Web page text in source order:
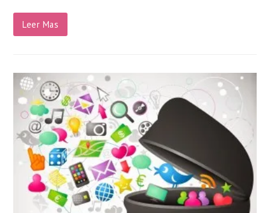
Leer Mas